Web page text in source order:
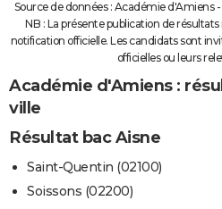
Source de données : Académie d'Amiens
NB : La présente publication de
notification officielle. Les candidats sont
officielles ou leurs
Académie d'Amiens :
ville
Résultat bac Aisne
Saint-Quentin (02100)
Soissons (02200)